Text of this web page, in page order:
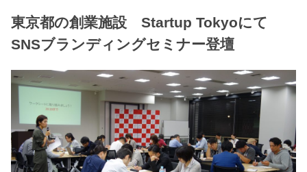
東京都の創業施設 Startup Tokyoにて
SNSブランディングセミナー登壇